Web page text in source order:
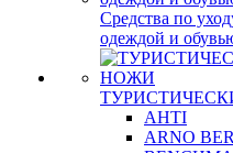
Средства по
одеждой и
AHTI
ARNO